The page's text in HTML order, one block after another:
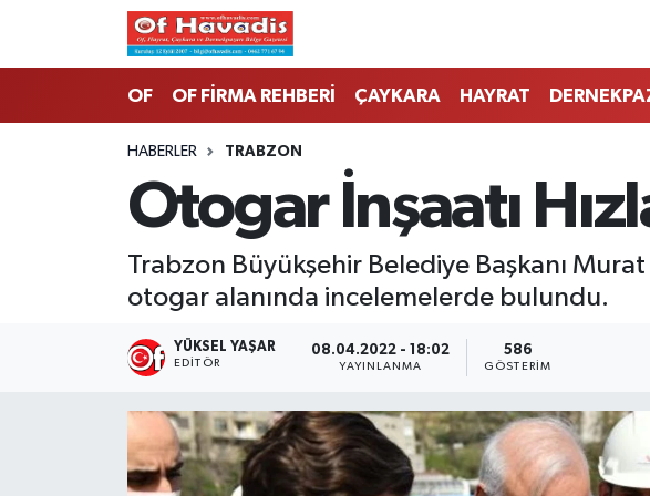
OF OF FİRMA REHBERİ ÇAYKARA HAYRAT
HABERLER TRABZON
Otogar İnşaatı
Trabzon Büyükşehir Belediye Başkanı
otogar alanında incelemelerde bulundu.
YÜKSEL YAŞAR
EDITÖR
08.04.2022 - 18:02
YAYINLANMA
586
GÖSTERIM
Trabzon Nöbetçi Eczaneler
Trabzon Namaz Vakitleri
Trabzon Trafik Yoğunluk Haritası
Süper Lig Puan Durumu ve Fikstür
Tüm Manşetler
Son Dakika Haberleri
Haber Arşivi